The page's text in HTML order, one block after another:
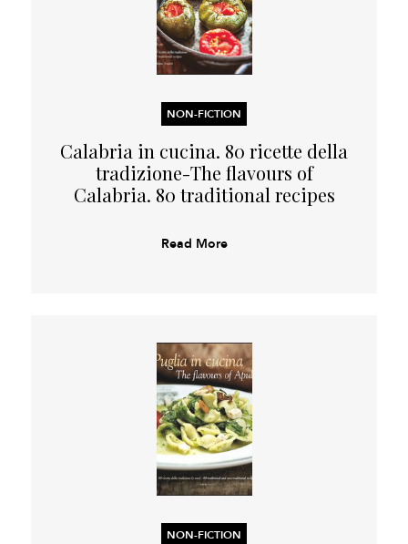
NON-FICTION
Calabria in cucina. 80 ricette della
tradizione-The flavours of
Calabria. 80 traditional recipes
Read More
NON-FICTION